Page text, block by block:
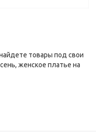
товары под свои
женское платье на